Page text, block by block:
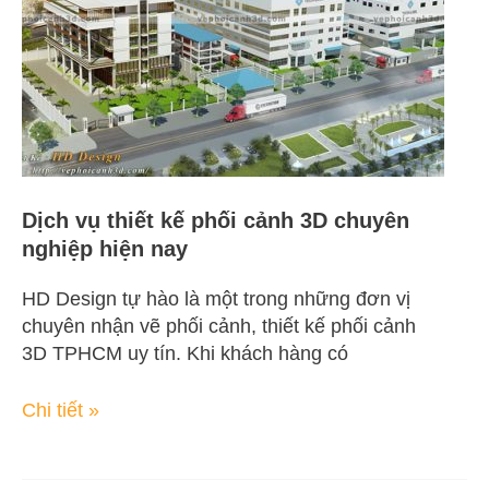
Dịch vụ thiết kế phối cảnh 3D chuyên
nghiệp hiện nay
HD Design tự hào là một trong những đơn vị
chuyên nhận vẽ phối cảnh, thiết kế phối cảnh
3D TPHCM uy tín. Khi khách hàng có
cảnh
3D
chuyên
nghiệp
hiện
nay
Chi tiết »